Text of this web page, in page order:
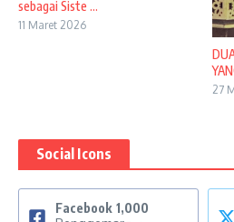
sebagai Siste ...
11 Maret 2026
27
Social Icons
Facebook 1,000